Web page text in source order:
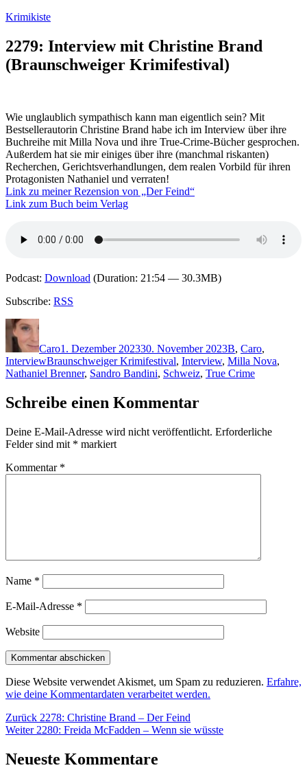
Zum
springen
Krimikiste
2279: Interview mit Christine Brand
(Braunschweiger Krimifestival)
Wie unglaublich sympathisch kann man eigentlich sein? Mit
Bestsellerautorin Christine Brand habe ich im Interview über ihre
Buchreihe mit Milla Nova und ihre True-Crime-Bücher gesprochen.
Außerdem hat sie mir einiges über ihre (manchmal riskanten)
Recherchen, Gerichtsverhandlungen, dem realen Vorbild für ihren
Protagonisten Nathaniel und verraten!
Link zu meiner Rezension von „Der Feind“
Link zum Buch beim Verlag
Podcast: Download (Duration: 21:54 — 30.3MB)
Subscribe: RSS
Autor
Caro1. Dezember 202330. November 2023B, Caro,
InterviewSchlagwörter
Braunschweiger Krimifestival, Interview, Milla Nova,
Nathaniel Brenner, Sandro Bandini, Schweiz, True Crime
Schreibe einen Kommentar
Deine E-Mail-Adresse wird nicht veröffentlicht. Erforderliche
Felder sind mit * markiert
Kommentar *
Name *
E-Mail-Adresse *
Website
Diese Website verwendet Akismet, um Spam zu reduzieren. Erfahre,
wie deine Kommentardaten verarbeitet werden.
Beitragsnavigation
Zurück Vorheriger
Beitrag:
2278: Christine Brand – Der Feind
Weiter Nächster
2280: Freida McFadden – Wenn sie wüsste
Neueste Kommentare